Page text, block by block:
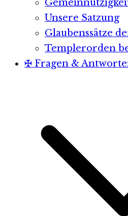
Unsere Satzung
Glaubenssätze
Templerorden
✠ Fragen &